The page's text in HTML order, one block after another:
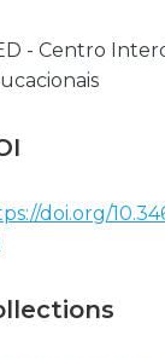
- Centro
doi.org/